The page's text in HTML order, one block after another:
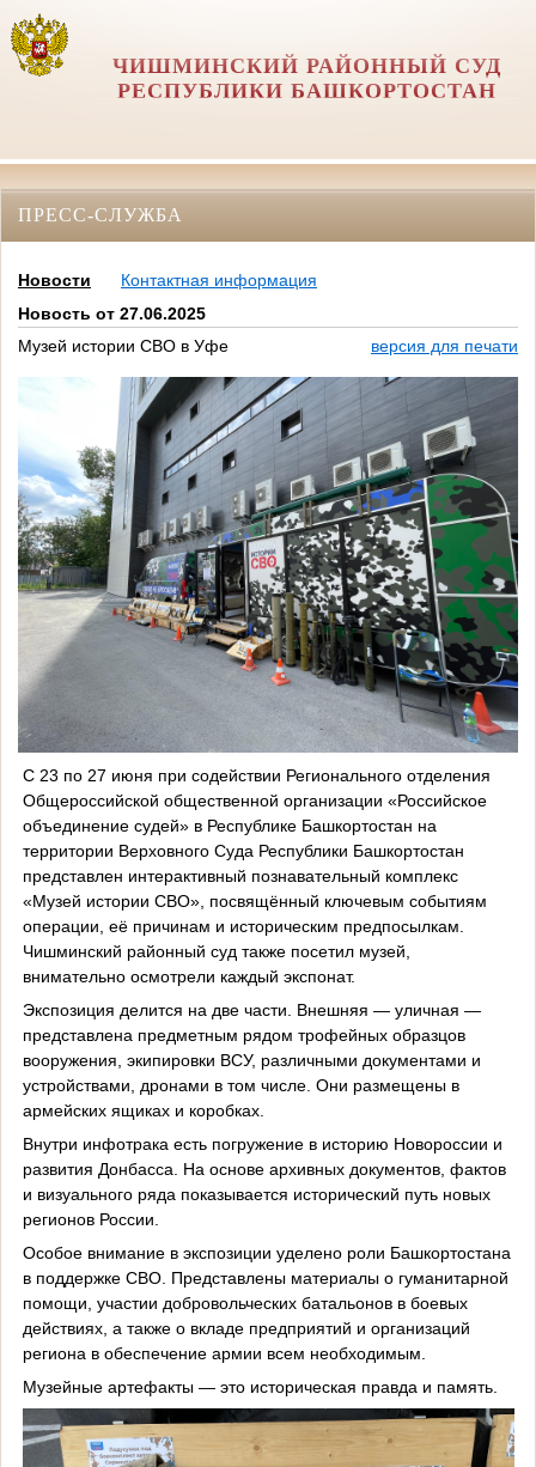
ЧИШМИНСКИЙ РАЙОННЫЙ СУД
РЕСПУБЛИКИ БАШКОРТОСТАН
ПРЕСС-СЛУЖБА
Новости
Контактная информация
Новость от 27.06.2025
Музей истории СВО в Уфе
версия для печати
С 23 по 27 июня при содействии Регионального отделения
Общероссийской общественной организации «Российское
объединение судей» в Республике Башкортостан на
территории Верховного Суда Республики Башкортостан
представлен интерактивный познавательный комплекс
«Музей истории СВО», посвящённый ключевым событиям
операции, её причинам и историческим предпосылкам.
Чишминский районный суд также посетил музей,
внимательно осмотрели каждый экспонат.
Экспозиция делится на две части. Внешняя — уличная —
представлена предметным рядом трофейных образцов
вооружения, экипировки ВСУ, различными документами и
устройствами, дронами в том числе. Они размещены в
армейских ящиках и коробках.
Внутри инфотрака есть погружение в историю Новороссии и
развития Донбасса. На основе архивных документов, фактов
и визуального ряда показывается исторический путь новых
регионов России.
Особое внимание в экспозиции уделено роли Башкортостана
в поддержке СВО. Представлены материалы о гуманитарной
помощи, участии добровольческих батальонов в боевых
действиях, а также о вкладе предприятий и организаций
региона в обеспечение армии всем необходимым.
Музейные артефакты — это историческая правда и память.